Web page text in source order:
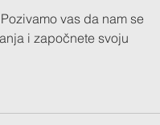
vas da nam se
i započnete svoju